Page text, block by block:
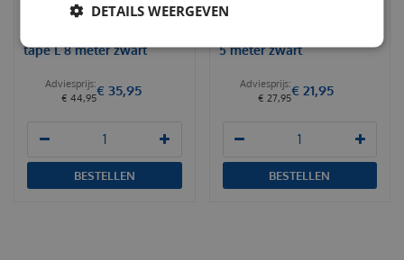
tape L 8 meter zwart
€ 44,95€ 35,95
BESTELLEN
5 meter zwart
€ 27,95€ 21,95
BESTELLEN
DETAILS WEERGEVEN